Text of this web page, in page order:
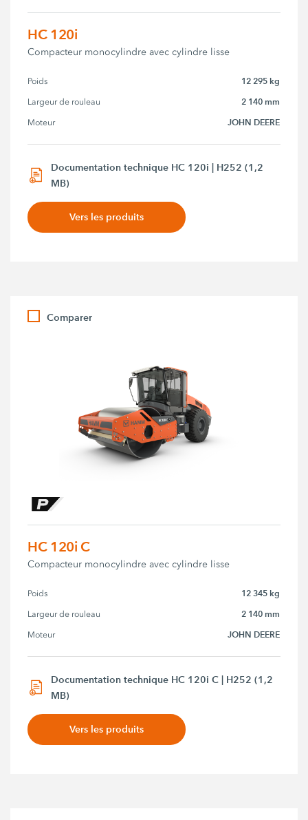
HC 120i
Compacteur monocylindre avec cylindre lisse
Poids 12 295 kg
Largeur de rouleau 2 140 mm
Moteur JOHN DEERE
Documentation technique HC 120i | H252 (1,2
MB)
Vers les produits
Comparer
HC 120i C
Compacteur monocylindre avec cylindre lisse
Poids 12 345 kg
Largeur de rouleau 2 140 mm
Moteur JOHN DEERE
Documentation technique HC 120i C | H252 (1,2
MB)
Vers les produits